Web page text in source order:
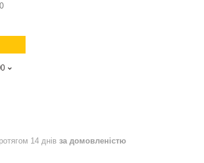
14 днів за домовленістю